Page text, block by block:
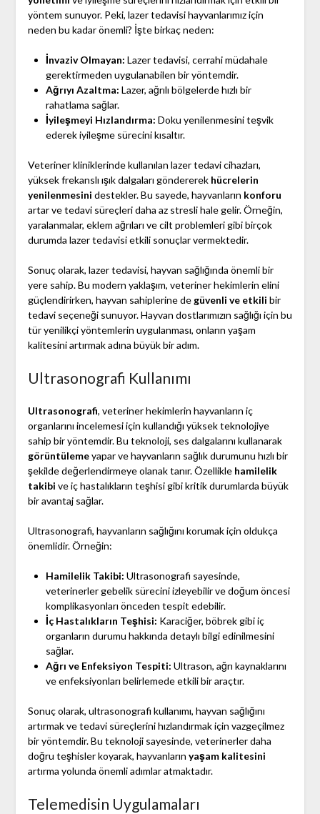
yöntem sunuyor. Peki, lazer tedavisi hayvanlarımız için
neden bu kadar önemli? İşte birkaç neden:
İnvaziv Olmayan: Lazer tedavisi, cerrahi müdahale
gerektirmeden uygulanabilen bir yöntemdir.
Ağrıyı Azaltma: Lazer, ağrılı bölgelerde hızlı bir
rahatlama sağlar.
İyileşmeyi Hızlandırma: Doku yenilenmesini teşvik
ederek iyileşme sürecini kısaltır.
Veteriner kliniklerinde kullanılan lazer tedavi cihazları,
yüksek frekanslı ışık dalgaları göndererek hücrelerin
yenilenmesini destekler. Bu sayede, hayvanların konforu
artar ve tedavi süreçleri daha az stresli hale gelir. Örneğin,
yaralanmalar, eklem ağrıları ve cilt problemleri gibi birçok
durumda lazer tedavisi etkili sonuçlar vermektedir.
Sonuç olarak, lazer tedavisi, hayvan sağlığında önemli bir
yere sahip. Bu modern yaklaşım, veteriner hekimlerin elini
güçlendirirken, hayvan sahiplerine de güvenli ve etkili bir
tedavi seçeneği sunuyor. Hayvan dostlarımızın sağlığı için bu
tür yenilikçi yöntemlerin uygulanması, onların yaşam
kalitesini artırmak adına büyük bir adım.
Ultrasonografi Kullanımı
Ultrasonografi, veteriner hekimlerin hayvanların iç
organlarını incelemesi için kullandığı yüksek teknolojiye
sahip bir yöntemdir. Bu teknoloji, ses dalgalarını kullanarak
görüntülemeyapar ve hayvanların sağlık durumunu hızlı bir
şekilde değerlendirmeye olanak tanır. Özellikle hamilelik
takibi ve iç hastalıkların teşhisi gibi kritik durumlarda büyük
bir avantaj sağlar.
Ultrasonografi, hayvanların sağlığını korumak için oldukça
önemlidir. Örneğin:
Hamilelik Takibi: Ultrasonografi sayesinde,
veterinerler gebelik sürecini izleyebilir ve doğum öncesi
komplikasyonları önceden tespit edebilir.
İç Hastalıkların Teşhisi: Karaciğer, böbrek gibi iç
organların durumu hakkında detaylı bilgi edinilmesini
sağlar.
Ağrı ve Enfeksiyon Tespiti: Ultrason, ağrı kaynaklarını
ve enfeksiyonları belirlemede etkili bir araçtır.
Sonuç olarak, ultrasonografi kullanımı, hayvan sağlığını
artırmak ve tedavi süreçlerini hızlandırmak için vazgeçilmez
bir yöntemdir. Bu teknoloji sayesinde, veterinerler daha
doğru teşhisler koyarak, hayvanların yaşam kalitesini
artırma yolunda önemli adımlar atmaktadır.
Telemedisin Uygulamaları